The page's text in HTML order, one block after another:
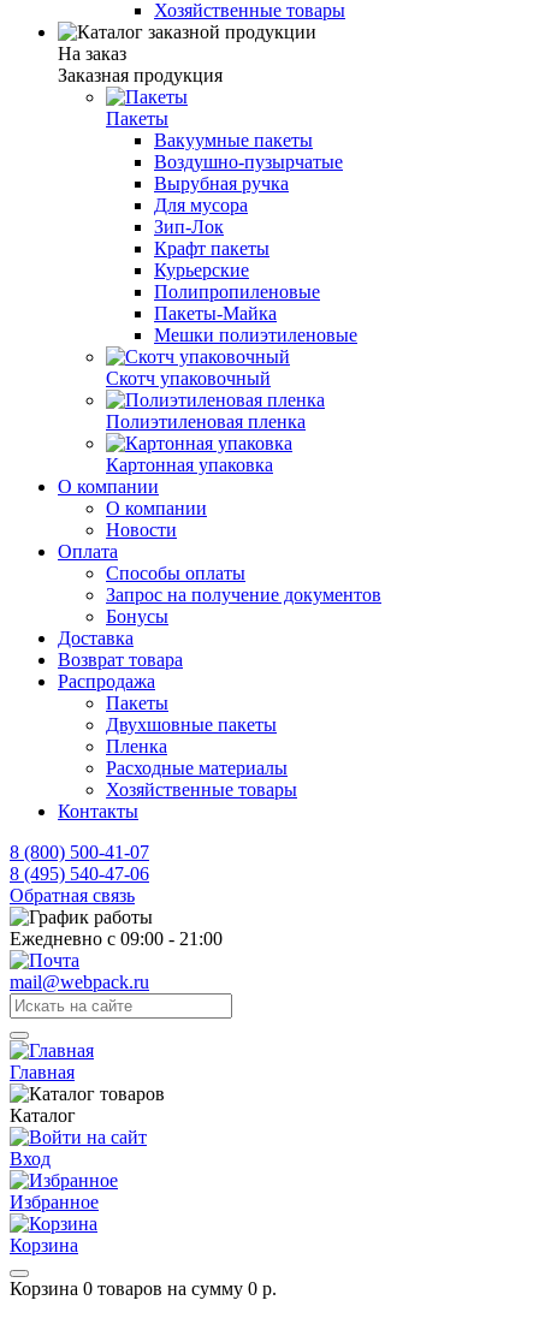
Хозяйственные товары
На заказ
Заказная продукция
Пакеты
Вакуумные пакеты
Воздушно-пузырчатые
Вырубная ручка
Для мусора
Зип-Лок
Крафт пакеты
Курьерские
Полипропиленовые
Пакеты-Майка
Мешки полиэтиленовые
Скотч упаковочный
Полиэтиленовая пленка
Картонная упаковка
О компании
О компании
Новости
Оплата
Способы оплаты
Запрос на получение документов
Бонусы
Доставка
Возврат товара
Распродажа
Пакеты
Двухшовные пакеты
Пленка
Расходные материалы
Хозяйственные товары
Контакты
8 (800) 500-41-07
8 (495) 540-47-06
Обратная связь
Ежедневно с 09:00 - 21:00
mail@webpack.ru
Главная
Каталог
Вход
Избранное
Корзина
Корзина 0 товаров на сумму 0 р.